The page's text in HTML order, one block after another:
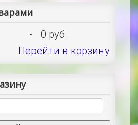
-
0 руб.
Перейти в корзину